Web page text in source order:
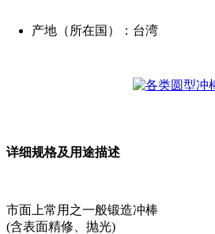
产地（所在国）： 台湾
详细规格及用途描述
市面上常用之一般锻造冲棒
(含表面精修、抛光)